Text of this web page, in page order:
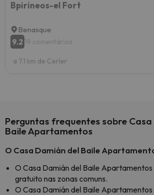
Bpirineos-el Fort
Benasque
9.2 19 comentários
a 7.1 km de Cerler
Perguntas frequentes sobre
Baile Apartamentos
O Casa Damián del Baile
O Casa Damián del Baile
gratuito nas zonas comuns.
O Casa Damián del Baile